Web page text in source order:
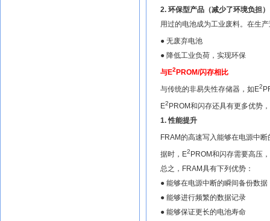
2. 环保型产品（减少了环境负担）
用过的电池成为工业废料。在生
● 无废弃电池
● 降低工业负荷，实现环保
与E2 PROM/闪存相比
与传统的非易失性存储器，如E2
E2 PROM和闪存还具有更多优势
1. 性能提升
FRAM的高速写入能够在电源中
据时，E2 PROM和闪存需要高压
总之，FRAM具有下列优势：
● 能够在电源中断的瞬间备份数据
● 能够进行频繁的数据记录
● 能够保证更长的电池寿命